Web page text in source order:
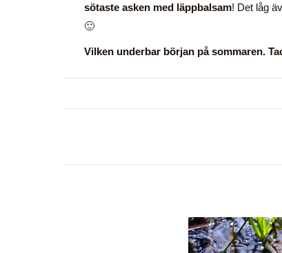
sötaste asken med läppbalsam! Det låg
🙂
Vilken underbar början på sommaren.